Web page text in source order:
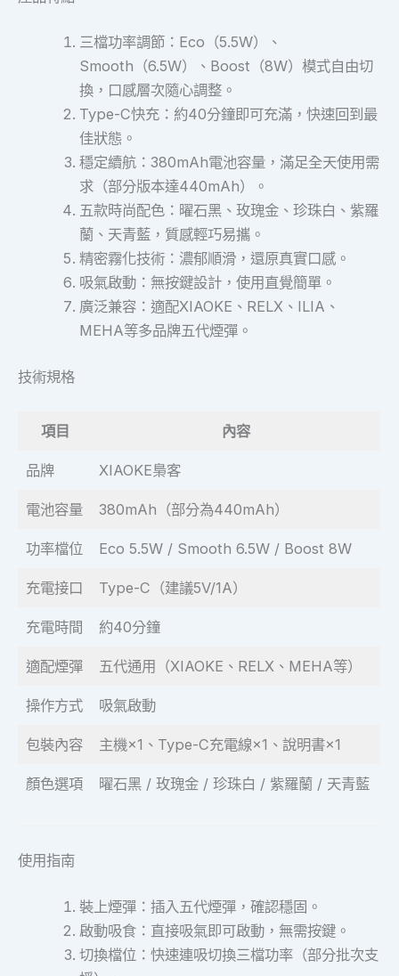
三檔功率調節：Eco（5.5W）、
Smooth（6.5W）、Boost（8W）模式自由切
換，口感層次隨心調整。
Type-C快充：約40分鐘即可充滿，快速回到最
佳狀態。
穩定續航：380mAh電池容量，滿足全天使用需
求（部分版本達440mAh）。
五款時尚配色：曜石黑、玫瑰金、珍珠白、紫羅
蘭、天青藍，質感輕巧易攜。
精密霧化技術：濃郁順滑，還原真實口感。
吸氣啟動：無按鍵設計，使用直覺簡單。
廣泛兼容：適配XIAOKE、RELX、ILIA、
MEHA等多品牌五代煙彈。
技術規格
項目 內容
品牌 XIAOKE梟客
電池容量 380mAh（部分為440mAh）
功率檔位 Eco 5.5W / Smooth 6.5W / Boost 8W
充電接口 Type-C（建議5V/1A）
充電時間 約40分鐘
適配煙彈 五代通用（XIAOKE、RELX、MEHA等）
操作方式 吸氣啟動
包裝內容 主機×1、Type-C充電線×1、說明書×1
顏色選項 曜石黑 / 玫瑰金 / 珍珠白 / 紫羅蘭 / 天青藍
使用指南
裝上煙彈：插入五代煙彈，確認穩固。
啟動吸食：直接吸氣即可啟動，無需按鍵。
切換檔位：快速連吸切換三檔功率（部分批次支